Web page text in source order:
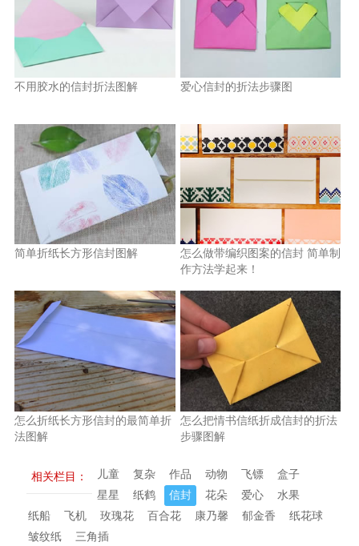
不用胶水的信封折法图解 爱心信封的折法步骤图
简单折纸长方形信封图解
怎么做带编织图案的信封 简单制
作方法学起来！
怎么折纸长方形信封的最简单折
法图解
怎么把情书信纸折成信封的折法
步骤图解
相关栏目： 儿童 复杂 作品 动物 飞镖
盒子
星星
纸鹤 信封 花朵 爱心
水果
纸船
飞机 玫瑰花 百合花 康乃馨 郁金香
纸花球
皱纹纸
三角插